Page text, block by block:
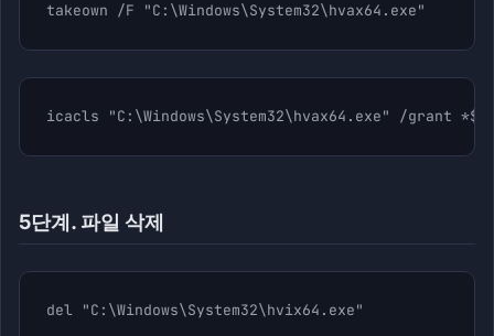
takeown /F "C:\Windows\System32\hvax64.exe"
icacls "C:\Windows\System32\hvax64.exe" /grant
5단계. 파일 삭제
del "C:\Windows\System32\hvix64.exe"